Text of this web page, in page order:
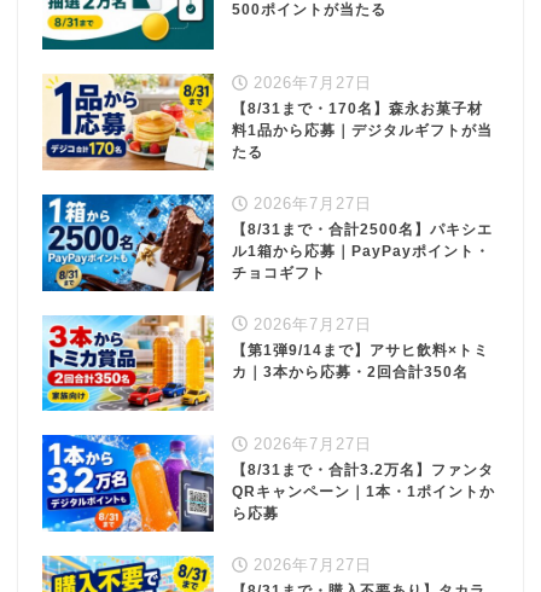
500ポイントが当たる
2026年7月27日
【8/31まで・170名】森永お菓子材
料1品から応募｜デジタルギフトが当
たる
2026年7月27日
【8/31まで・合計2500名】パキシエ
ル1箱から応募｜PayPayポイント・
チョコギフト
2026年7月27日
【第1弾9/14まで】アサヒ飲料×トミ
カ｜3本から応募・2回合計350名
2026年7月27日
【8/31まで・合計3.2万名】ファンタ
QRキャンペーン｜1本・1ポイントか
ら応募
2026年7月27日